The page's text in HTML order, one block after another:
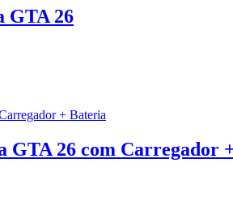
GTA 26
GTA 26 com Carregador